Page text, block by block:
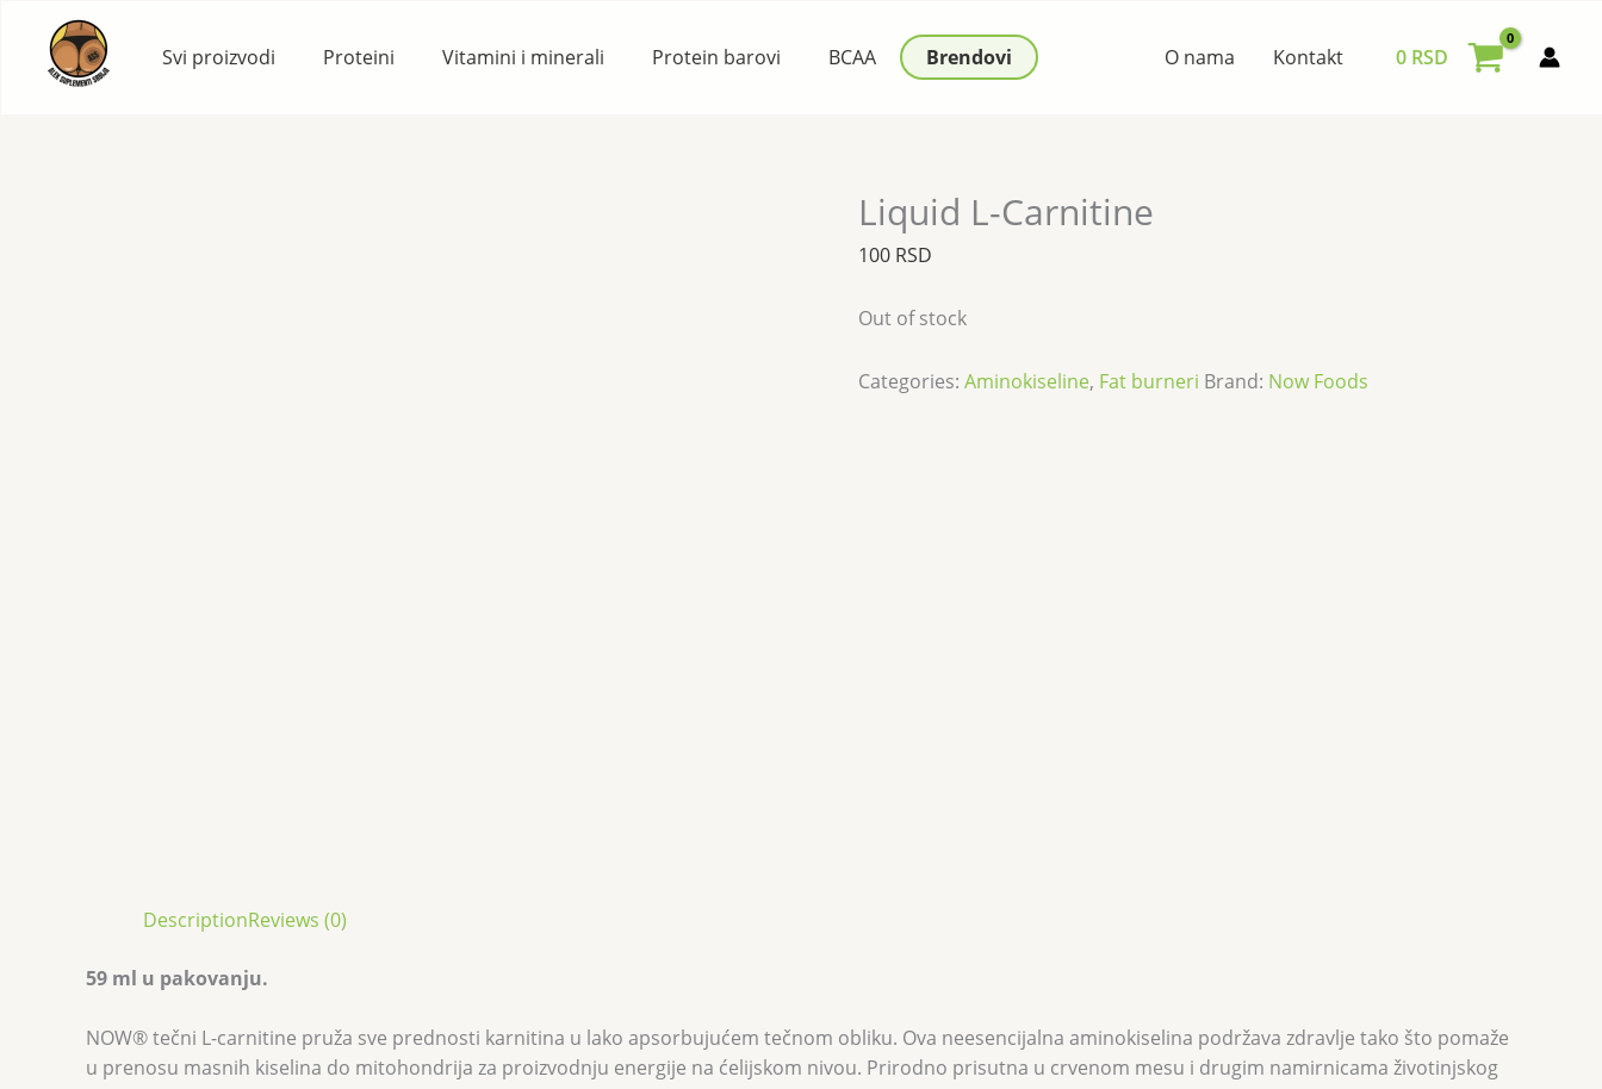
content
Svi proizvodi Proteini Vitamini i minerali Protein barovi BCAA Brendovi O nama Kontakt 0 RSD
Liquid L-Carnitine
100 RSD
Out of stock
Categories: Aminokiseline, Fat burneri Brand: Now Foods
DescriptionReviews (0)
59 ml u pakovanju.
NOW® tečni L-carnitine pruža sve prednosti karnitina u lako apsorbujućem tečnom obliku. Ova neesencijalna aminokiselina podržava zdravlje tako što pomaže
u prenosu masnih kiselina do mitohondrija za proizvodnju energije na ćelijskom nivou. Prirodno prisutna u crvenom mesu i drugim namirnicama životinjskog